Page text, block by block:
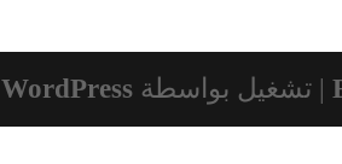
| تشغيل بواسطةWordPress